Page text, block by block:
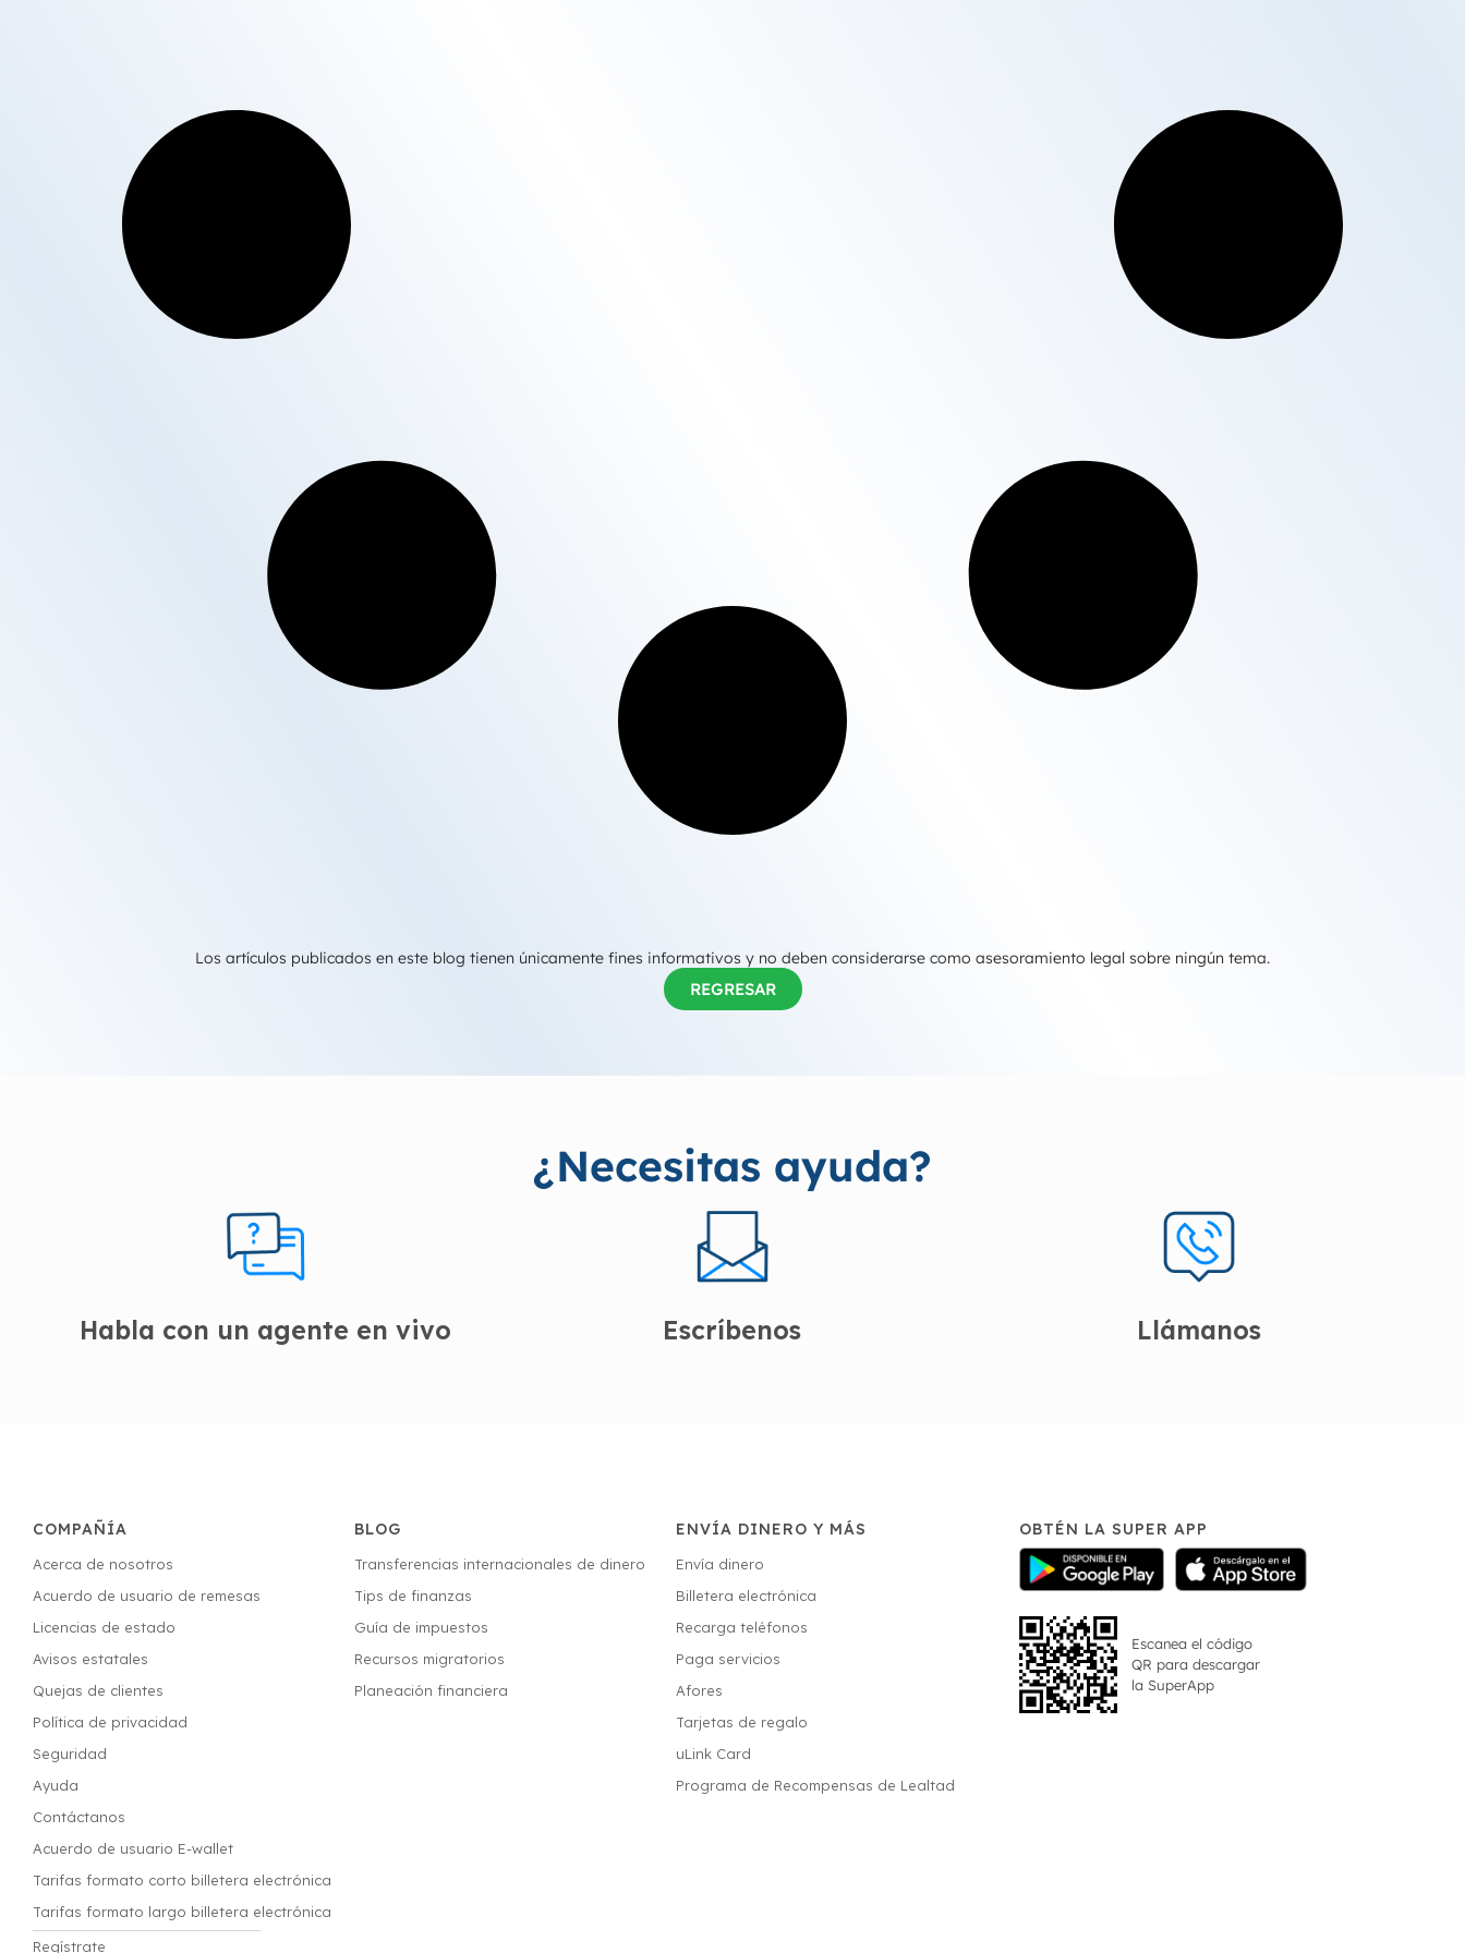
Los artículos publicados en este blog tienen únicamente fines informativos y no deben considerarse como asesoramiento legal sobre ningún tema.
REGRESAR
¿Necesitas ayuda?
Habla con un agente en vivo Escríbenos Llámanos
COMPAÑÍA
Acerca de nosotros
Acuerdo de usuario de remesas
Licencias de estado
Avisos estatales
Quejas de clientes
Política de privacidad
Seguridad
Ayuda
Contáctanos
Acuerdo de usuario E-wallet
Tarifas formato corto billetera electrónica
Tarifas formato largo billetera electrónica
Regístrate
BLOG
Transferencias internacionales de dinero
Tips de finanzas
Guía de impuestos
Recursos migratorios
Planeación financiera
ENVÍA DINERO Y MÁS
Envía dinero
Billetera electrónica
Recarga teléfonos
Paga servicios
Afores
Tarjetas de regalo
uLink Card
Programa de Recompensas de Lealtad
OBTÉN LA SUPER APP
Escanea el código
QR para descargar
la SuperApp